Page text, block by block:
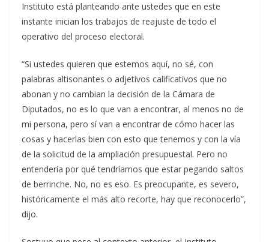
Instituto está planteando ante ustedes que en este
instante inician los trabajos de reajuste de todo el
operativo del proceso electoral.
“Si ustedes quieren que estemos aquí, no sé, con
palabras altisonantes o adjetivos calificativos que no
abonan y no cambian la decisión de la Cámara de
Diputados, no es lo que van a encontrar, al menos no de
mi persona, pero sí van a encontrar de cómo hacer las
cosas y hacerlas bien con esto que tenemos y con la vía
de la solicitud de la ampliación presupuestal. Pero no
entendería por qué tendríamos que estar pegando saltos
de berrinche. No, no es eso. Es preocupante, es severo,
históricamente el más alto recorte, hay que reconocerlo”,
dijo.